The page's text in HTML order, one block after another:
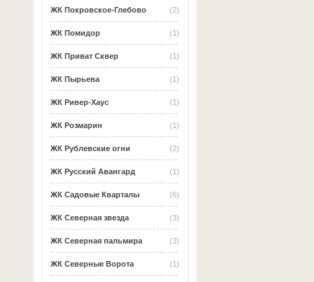
(2)
ЖК Покровское-Глебово
(1)
ЖК Помидор
(1)
ЖК Приват Сквер
(1)
ЖК Пырьева
(1)
ЖК Ривер-Хаус
(1)
ЖК Розмарин
(2)
ЖК Рублевские огни
(1)
ЖК Русский Авангард
(6)
ЖК Садовые Кварталы
(3)
ЖК Северная звезда
(3)
ЖК Северная пальмира
(1)
ЖК Северные Ворота